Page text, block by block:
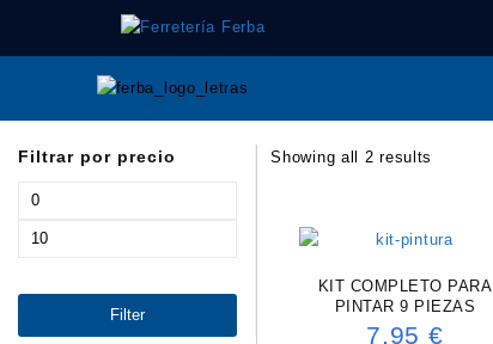
contenido
Filtrar por precio
Min
Max
Filter
Showing all 2 results
KIT COMPLETO PARA
PINTAR 9 PIEZAS
7,95 €